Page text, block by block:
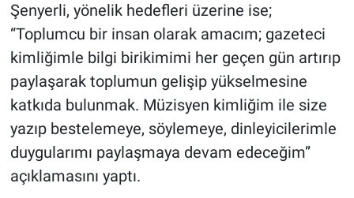
Şenyerli, yönelik hedefleri üzerine ise;
“Toplumcu bir insan olarak amacım; gazeteci
kimliğimle bilgi birikimimi her geçen gün artırıp
paylaşarak toplumun gelişip yükselmesine
katkıda bulunmak. Müzisyen kimliğim ile size
yazıp bestelemeye, söylemeye, dinleyicilerimle
duygularımı paylaşmaya devam edeceğim”
açıklamasını yaptı.
Teknoloji
Türkiye'nin Geleceği
Türkiye'nin Gündemi
Yerel Gündem
Yerel Yaşam